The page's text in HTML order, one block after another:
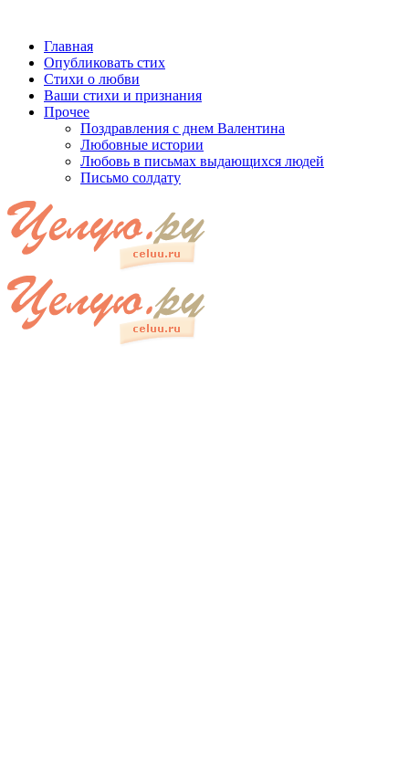
Главная
Опубликовать стих
Стихи о любви
Ваши стихи и признания
Прочее
Поздравления с днем Валентина
Любовные истории
Любовь в письмах выдающихся людей
Письмо солдату